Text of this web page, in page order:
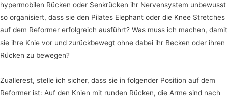
hypermobilen Rücken oder Senkrücken ihr Nervensystem unbewusst
so organisiert, dass sie den Pilates Elephant oder die Knee Stretches
auf dem Reformer erfolgreich ausführt? Was muss ich machen, damit
sie ihre Knie vor und zurückbewegt ohne dabei ihr Becken oder ihren
Rücken zu bewegen?
Zuallerest, stelle ich sicher, dass sie in folgender Position auf dem
Reformer ist: Auf den Knien mit runden Rücken, die Arme sind nach